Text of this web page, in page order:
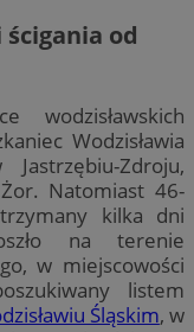
od
Wodzisławia
Zdroju,
Natomiast 46-
kilka dni
na terenie
w miejscowości
listem
Śląskim, w